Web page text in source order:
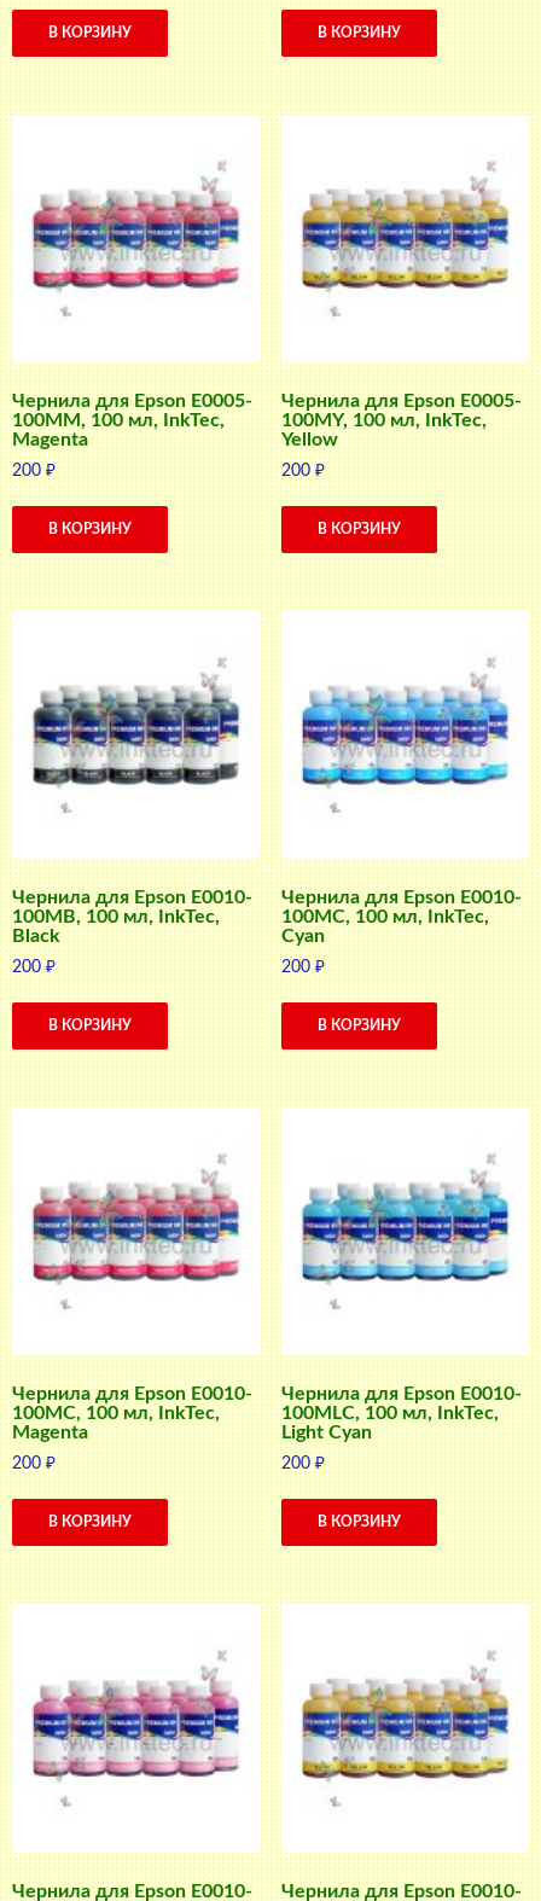
В КОРЗИНУ В КОРЗИНУ
Чернила для Epson E0005-
100MM, 100 мл, InkTec,
Magenta
200₽
В КОРЗИНУ
Чернила для Epson E0005-
100MY, 100 мл, InkTec,
Yellow
200₽
В КОРЗИНУ
Чернила для Epson E0010-
100MB, 100 мл, InkTec,
Black
200₽
В КОРЗИНУ
Чернила для Epson E0010-
100MC, 100 мл, InkTec,
Cyan
200₽
В КОРЗИНУ
Чернила для Epson E0010-
100MC, 100 мл, InkTec,
Magenta
200₽
В КОРЗИНУ
Чернила для Epson E0010-
100MLC, 100 мл, InkTec,
Light Cyan
200₽
В КОРЗИНУ
Чернила для Epson E0010-
Чернила для Epson E0010-